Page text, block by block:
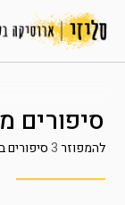
סיפורים
להמפוזר3סיפורים